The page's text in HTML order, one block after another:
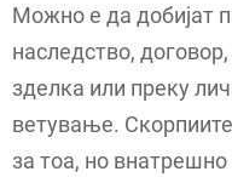
Можно е да добијат
наследство,
зделка или преку
ветување.
за тоа, но